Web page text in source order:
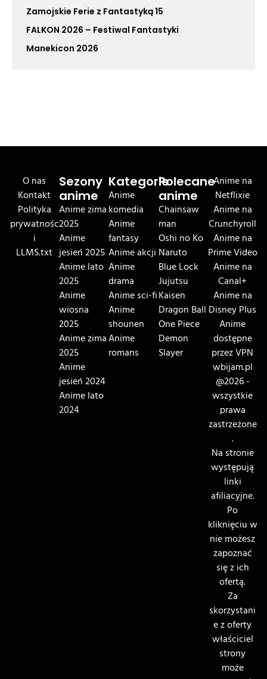
Zamojskie Ferie z Fantastyką 15
FALKON 2026 – Festiwal Fantastyki
Manekicon 2026
O nas
Kontakt
Polityka
prywatnośc
i
LLMS.txt
Sezony
anime
Anime zima
2025
Anime
jesień 2025
Anime lato
2025
Anime
wiosna
2025
Anime zima
2025
Anime
jesień 2024
Anime lato
2024
Kategorie
Anime
komedia
Anime
fantasy
Anime akcji
Anime
drama
Anime sci-fi
Anime
shounen
Anime
romans
Polecane
anime
Chainsaw
man
Oshi no Ko
Naruto
Blue Lock
Jujutsu
Kaisen
Dragon Ball
One Piece
Demon
Slayer
Anime na
Netflixie
Anime na
Crunchyroll
Anime na
Prime Video
Anime na
Canal+
Anime na
Disney Plus
Anime
dostępne
przez VPN
wbijam.pl
@2026 -
wszystkie
prawa
zastrzeżone
.
Na stronie
występują
linki
afiliacyjne.
Po
kliknięciu w
nie możesz
zapoznać
się z ich
ofertą.
Za
skorzystani
e z oferty
właściciel
strony
może